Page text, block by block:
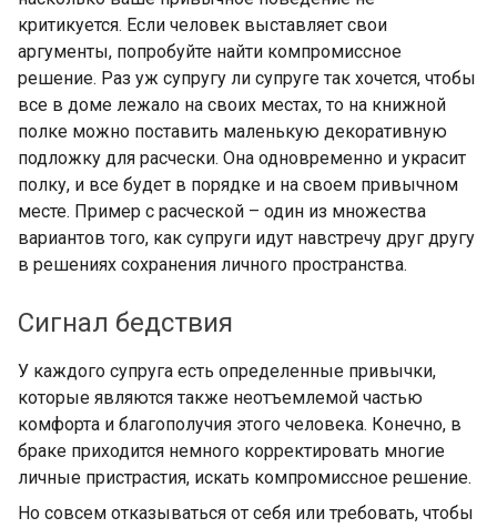
критикуется. Если человек выставляет свои
аргументы, попробуйте найти компромиссное
решение. Раз уж супругу ли супруге так хочется, чтобы
все в доме лежало на своих местах, то на книжной
полке можно поставить маленькую декоративную
подложку для расчески. Она одновременно и украсит
полку, и все будет в порядке и на своем привычном
месте. Пример с расческой – один из множества
вариантов того, как супруги идут навстречу друг другу
в решениях сохранения личного пространства.
Сигнал бедствия
У каждого супруга есть определенные привычки,
которые являются также неотъемлемой частью
комфорта и благополучия этого человека. Конечно, в
браке приходится немного корректировать многие
личные пристрастия, искать компромиссное решение.
Но совсем отказываться от себя или требовать, чтобы